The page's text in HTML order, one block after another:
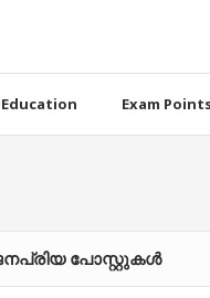
Exam
പോസ്റ്റുകള്‍‌